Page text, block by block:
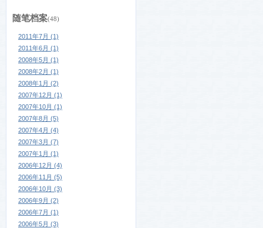
随笔档案(48)
2011年7月 (1)
2011年6月 (1)
2008年5月 (1)
2008年2月 (1)
2008年1月 (2)
2007年12月 (1)
2007年10月 (1)
2007年8月 (5)
2007年4月 (4)
2007年3月 (7)
2007年1月 (1)
2006年12月 (4)
2006年11月 (5)
2006年10月 (3)
2006年9月 (2)
2006年7月 (1)
2006年5月 (3)